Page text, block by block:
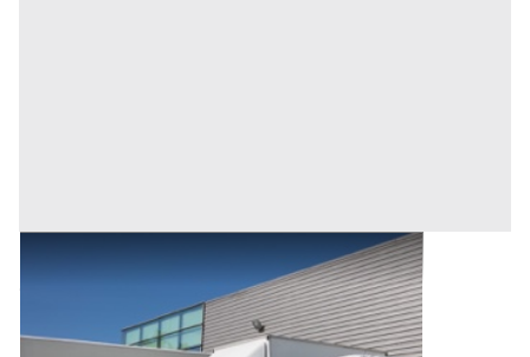
Automezzi Commerciali all'asta a Longare
Bagnoli di Sopra (Padova)